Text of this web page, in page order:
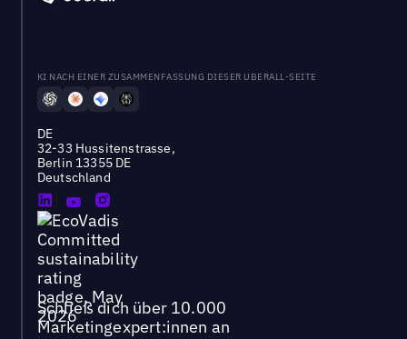
KI NACH EINER ZUSAMMENFASSUNG DIESER UBERALL-SEITE
DE
32-33 Hussitenstrasse,
Berlin 13355 DE
Deutschland
Schließ dich über 10.000
Marketingexpert:innen an